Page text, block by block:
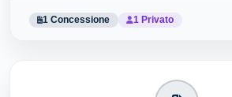
1 Concessione 1 Privato